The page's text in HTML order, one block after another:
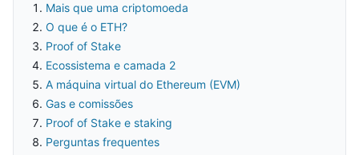
Mais que uma criptomoeda
O que é o ETH?
Proof of Stake
Ecossistema e camada 2
A máquina virtual do Ethereum (EVM)
Gas e comissões
Proof of Stake e staking
Perguntas frequentes